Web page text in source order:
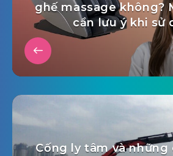
ghế massage không?
cần lưu ý khi sử
Cống ly tâm và